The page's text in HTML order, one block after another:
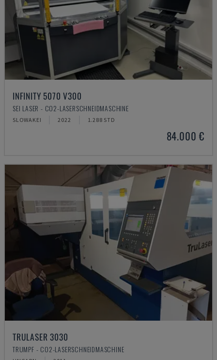
INFINITY 5070 V300
SEI LASER - CO2-LASERSCHNEIDMASCHINE
SLOWAKEI 2022 1.288 STD
84.000 €
TRULASER 3030
TRUMPF - CO2-LASERSCHNEIDMASCHINE